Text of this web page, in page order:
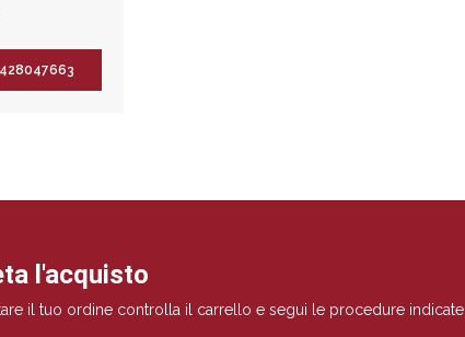
l'acquisto
il tuo ordine controlla il carrello e segui le procedure indicate